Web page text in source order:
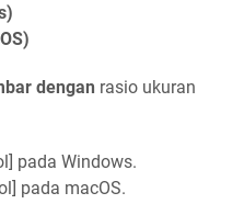
dengan rasio ukuran
pada Windows.
pada macOS.